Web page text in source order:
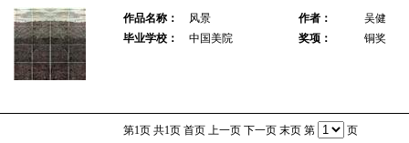
作品名称： 风景 作者：
吴健
毕业学校：
中国美院 奖项： 铜奖
第1页 共1页 首页 上一页 下一页 末页 第 页